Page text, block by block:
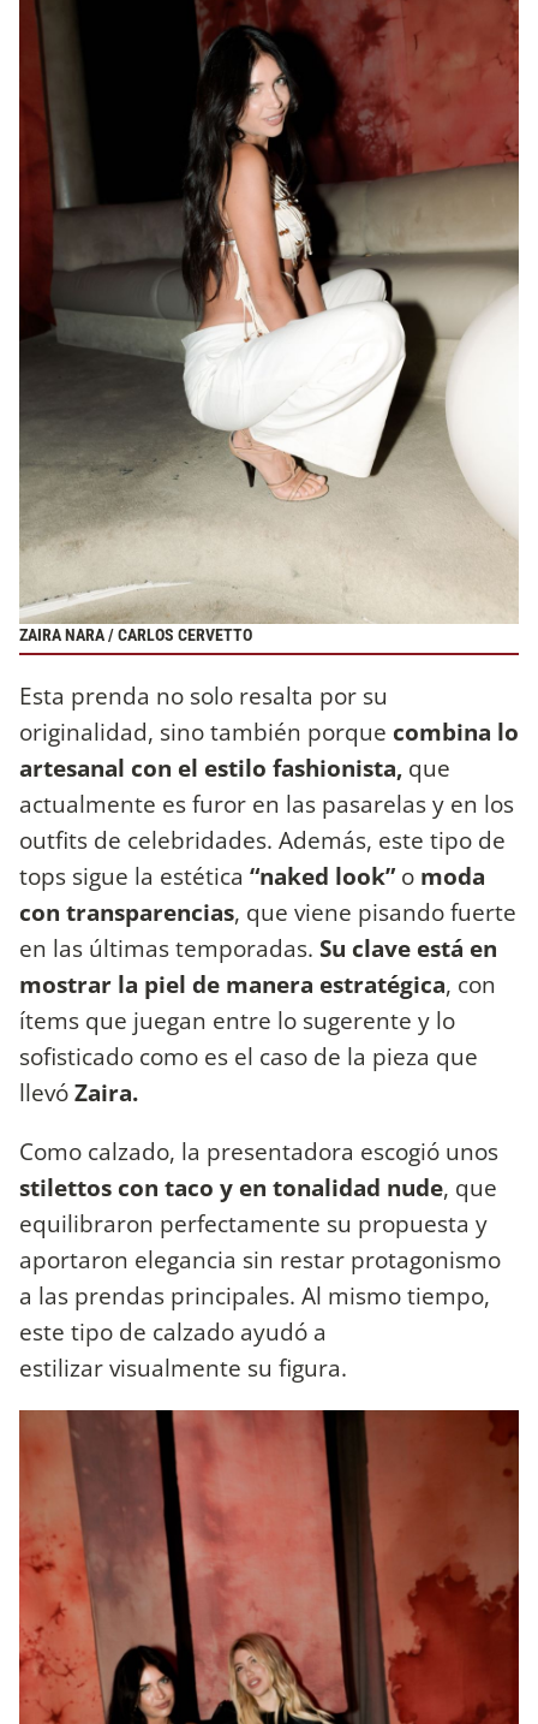
ZAIRA NARA / CARLOS CERVETTO
Esta prenda no solo resalta por su
originalidad, sino también porque combina lo
artesanal con el estilo fashionista, que
actualmente es furor en las pasarelas y en los
outfits de celebridades. Además, este tipo de
tops sigue la estética “naked look”o moda
con transparencias, que viene pisando fuerte
en las últimas temporadas. Su clave está en
mostrar la piel de manera estratégica, con
ítems que juegan entre lo sugerente y lo
sofisticado como es el caso de la pieza que
llevóZaira.
Como calzado, la presentadora escogió unos
stilettos con taco y en tonalidad nude, que
equilibraron perfectamente su propuesta y
aportaron elegancia sin restar protagonismo
a las prendas principales. Al mismo tiempo,
este tipo de calzado ayudó a
estilizar visualmente su figura.